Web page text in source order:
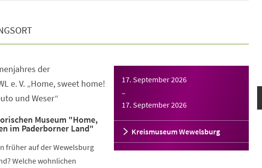
17. September 2026
–
17. September 2026
Kreismuseum Wewelsburg
der
e. V. „Home, sweet home!
und Weser“
Museum "Home,
im Paderborner Land"
früher auf der Wewelsburg
Welche wohnlichen